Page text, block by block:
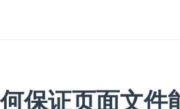
保证页面文件